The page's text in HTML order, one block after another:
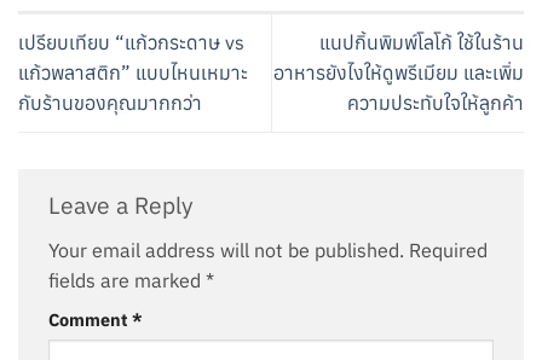
เปรียบเทียบ “แก้วกระดาษ vs
แก้วพลาสติก” แบบไหนเหมาะ
กับร้านของคุณมากกว่า
แนปกิ้นพิมพ์โลโก้ ใช้ในร้าน
อาหารยังไงให้ดูพรีเมียม และเพิ่ม
ความประทับใจให้ลูกค้า
Leave a Reply
Your email address will not be published. Required
fields are marked *
Comment *